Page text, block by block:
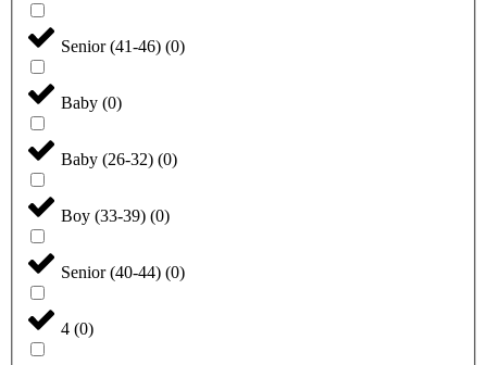
Senior (41-46) (0)
Baby (0)
Baby (26-32) (0)
Boy (33-39) (0)
Senior (40-44) (0)
4 (0)